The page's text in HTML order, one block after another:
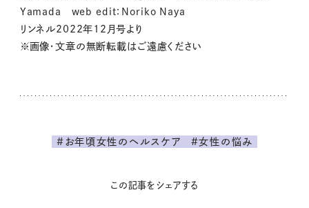
Yamada web edit：Noriko Naya
リンネル2022年12月号より
※画像・文章の無断転載はご遠慮ください
#お年頃女性のヘルスケア #女性の悩み
この記事をシェアする